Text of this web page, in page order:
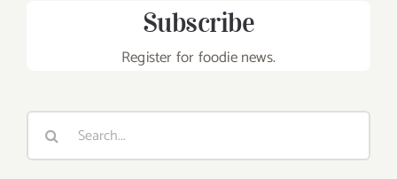
Subscribe
Register for foodie news.